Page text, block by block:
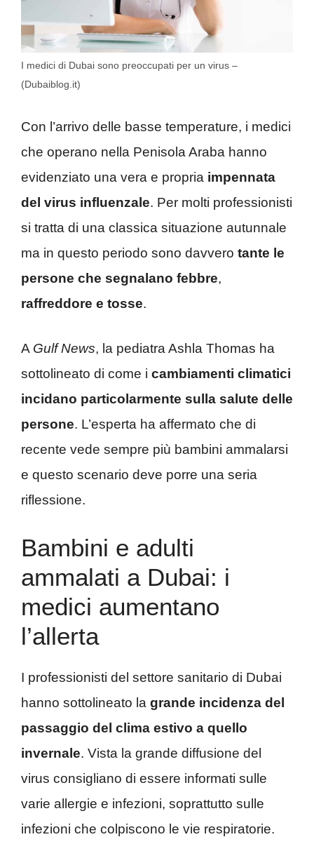
I medici di Dubai sono preoccupati per un virus –
(Dubaiblog.it)
Con l’arrivo delle basse temperature, i medici
che operano nella Penisola Araba hanno
evidenziato una vera e propria impennata
del virus influenzale. Per molti professionisti
si tratta di una classica situazione autunnale
ma in questo periodo sono davvero tante le
persone che segnalano febbre,
raffreddore e tosse.
A Gulf News, la pediatra Ashla Thomas ha
sottolineato di come i cambiamenti climatici
incidano particolarmente sulla salute delle
persone. L’esperta ha affermato che di
recente vede sempre più bambini ammalarsi
e questo scenario deve porre una seria
riflessione.
Bambini e adulti
ammalati a Dubai: i
medici aumentano
l’allerta
I professionisti del settore sanitario di Dubai
hanno sottolineato la grande incidenza del
passaggio del clima estivo a quello
invernale. Vista la grande diffusione del
virus consigliano di essere informati sulle
varie allergie e infezioni, soprattutto sulle
infezioni che colpiscono le vie respiratorie.